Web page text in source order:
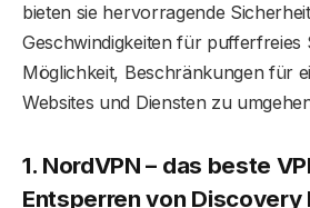
bieten sie hervorragende
Geschwindigkeiten für pufferfreies
Möglichkeit, Beschränkungen für
Websites und Diensten zu
1. NordVPN – das beste
Entsperren von Discovery